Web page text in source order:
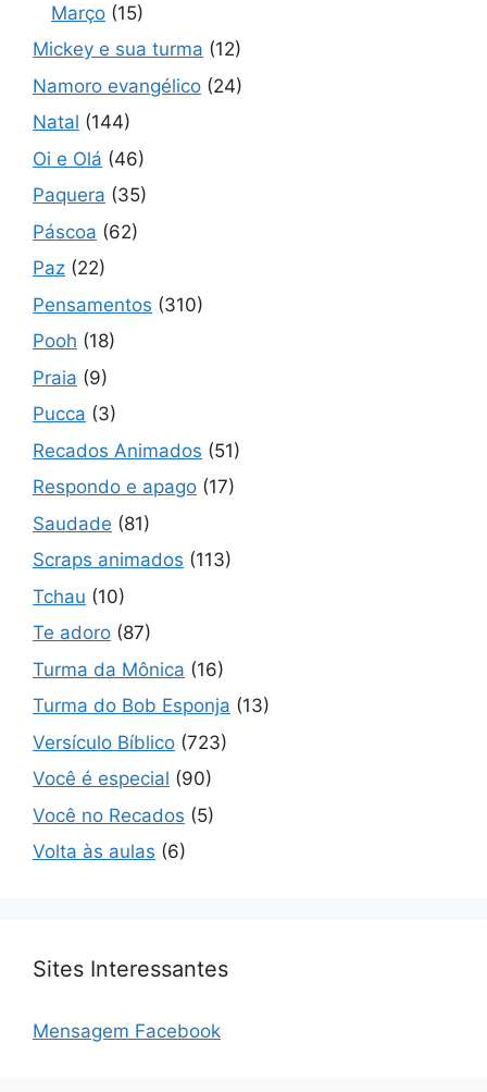
Março (15)
Mickey e sua turma (12)
Namoro evangélico (24)
Natal (144)
Oi e Olá (46)
Paquera (35)
Páscoa (62)
Paz (22)
Pensamentos (310)
Pooh (18)
Praia (9)
Pucca (3)
Recados Animados (51)
Respondo e apago (17)
Saudade (81)
Scraps animados (113)
Tchau (10)
Te adoro (87)
Turma da Mônica (16)
Turma do Bob Esponja (13)
Versículo Bíblico (723)
Você é especial (90)
Você no Recados (5)
Volta às aulas (6)
Sites Interessantes
Mensagem Facebook